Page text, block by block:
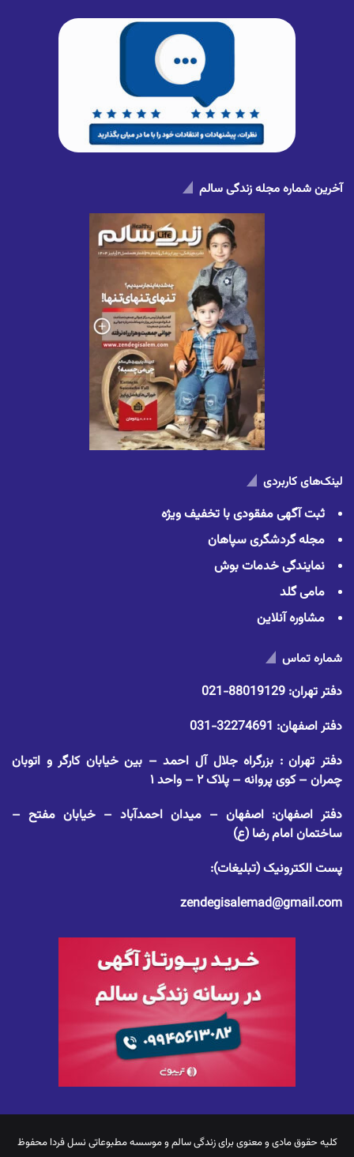
آخرین شماره مجله زندگی سالم
لینک‌های کاربردی
ثبت آگهی مفقودی با تخفیف ویژه
مجله گردشگری سپاهان
نمایندگی خدمات بوش
مامی گلد
مشاوره آنلاین
شماره تماس
دفتر تهران: 88019129-021
دفتر اصفهان: 32274691-031
دفتر تهران : بزرگراه جلال آل احمد – بین خیابان کارگر و اتوبان
چمران – کوی پروانه – پلاک ۲ – واحد ۱
دفتر اصفهان: اصفهان – میدان احمدآباد – خیابان مفتح –
ساختمان امام رضا (ع)
پست الکترونیک (تبلیغات):
zendegisalemad@gmail.com
کلیه حقوق مادی و معنوی برایزندگی سالم و موسسه مطبوعاتی نسل فردا محفوظ